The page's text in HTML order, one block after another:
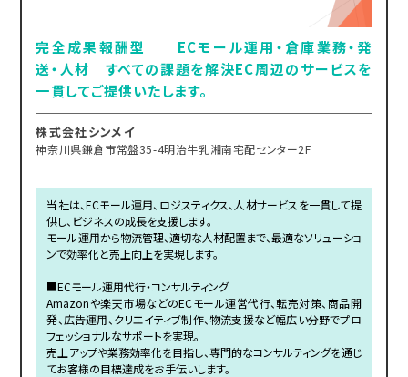
完全成果報酬型 ECモール運用・倉庫業務・発
送・人材 すべての課題を解決EC周辺のサービスを
一貫してご提供いたします。
株式会社シンメイ
神奈川県鎌倉市常盤35-4明治牛乳湘南宅配センター2F
当社は、ECモール運用、ロジスティクス、人材サービスを一貫して提
供し、ビジネスの成長を支援します。
モール運用から物流管理、適切な人材配置まで、最適なソリューショ
ンで効率化と売上向上を実現します。
■ECモール運用代行・コンサルティング
Amazonや楽天市場などのECモール運営代行、転売対策、商品開
発、広告運用、クリエイティブ制作、物流支援など幅広い分野でプロ
フェッショナルなサポートを実現。
売上アップや業務効率化を目指し、専門的なコンサルティングを通じ
てお客様の目標達成をお手伝いします。